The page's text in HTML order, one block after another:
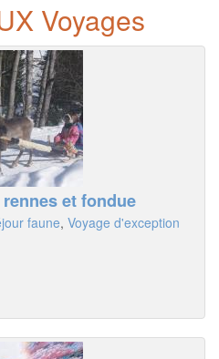
Voyages
et fondue
faune, Voyage d'exception